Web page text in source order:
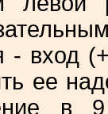
- вход
ее
в